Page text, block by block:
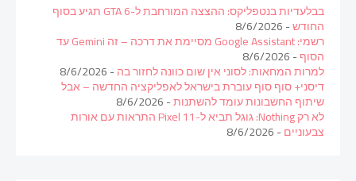
בבלעדיות בנטפליקס: ההצצה המורחבת ל-GTA 6 תגיע בסוף
החודש- 8/6/2026
רשמי: Google Assistant מסיימת את דרכה – זה Gemini עד
הסוף- 8/6/2026
למרות המחאות: לסוני אין שום כוונה לחזור בה- 8/6/2026
דיסני+ סוף סוף עוברת בישראל לאפליקציה החדשה – אבל
שיתוף החשבונות עומד להשתנות- 8/6/2026
לא רק Nothing: גוגל תביא ל-Pixel 11 התראות עם אורות
צבעוניים- 8/6/2026